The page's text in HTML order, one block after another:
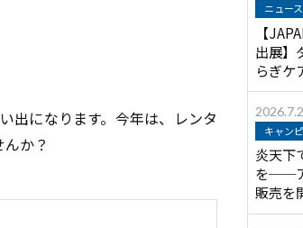
出になります。今年は、レンタ
か？
ニュー
【
出展】
らぎケ
キャン
炎天下
を──
販売を